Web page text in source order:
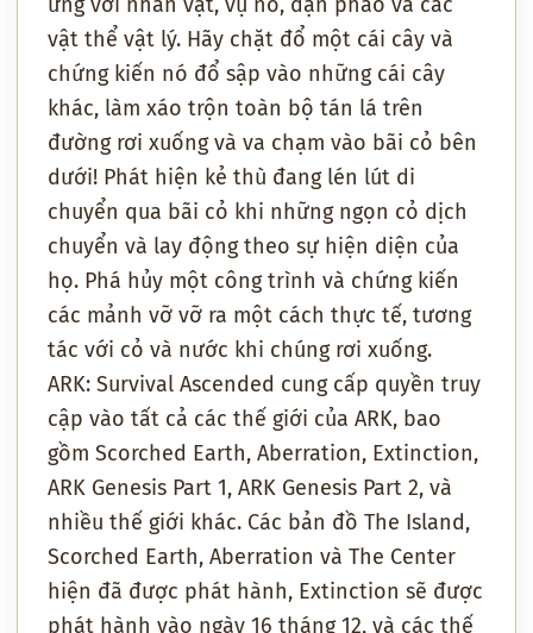
vật thể vật lý. Hãy chặt đổ một cái cây và
chứng kiến nó đổ sập vào những cái cây
khác, làm xáo trộn toàn bộ tán lá trên
đường rơi xuống và va chạm vào bãi cỏ bên
dưới! Phát hiện kẻ thù đang lén lút di
chuyển qua bãi cỏ khi những ngọn cỏ dịch
chuyển và lay động theo sự hiện diện của
họ. Phá hủy một công trình và chứng kiến
các mảnh vỡ vỡ ra một cách thực tế, tương
tác với cỏ và nước khi chúng rơi xuống.
ARK: Survival Ascended cung cấp quyền truy
cập vào tất cả các thế giới của ARK, bao
gồm Scorched Earth, Aberration, Extinction,
ARK Genesis Part 1, ARK Genesis Part 2, và
nhiều thế giới khác. Các bản đồ The Island,
Scorched Earth, Aberration và The Center
hiện đã được phát hành, Extinction sẽ được
phát hành vào ngày 16 tháng 12, và các thế